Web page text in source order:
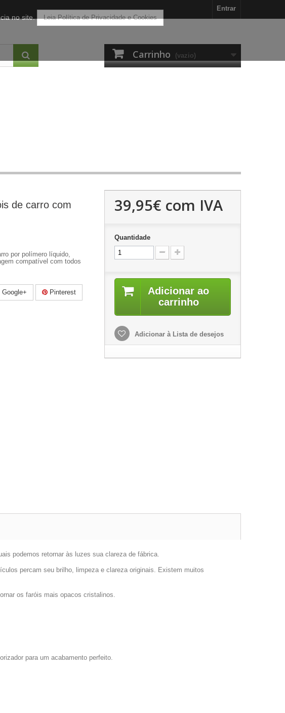
Entrar
Carrinho (vazio)
de carro com
por polímero líquido,
compatível com todos
Google+ Pinterest
39,95€ com IVA
Quantidade
Adicionar ao
carrinho
Adicionar à Lista de desejos
podemos retornar às luzes sua clareza de fábrica.
percam seu brilho, limpeza e clareza originais. Existem muitos
os faróis mais opacos cristalinos.
para um acabamento perfeito.
no site. Leia Política de Privacidade e Cookies